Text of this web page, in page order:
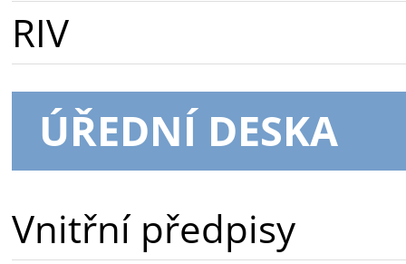
RIV
ÚŘEDNÍ DESKA
Vnitřní předpisy